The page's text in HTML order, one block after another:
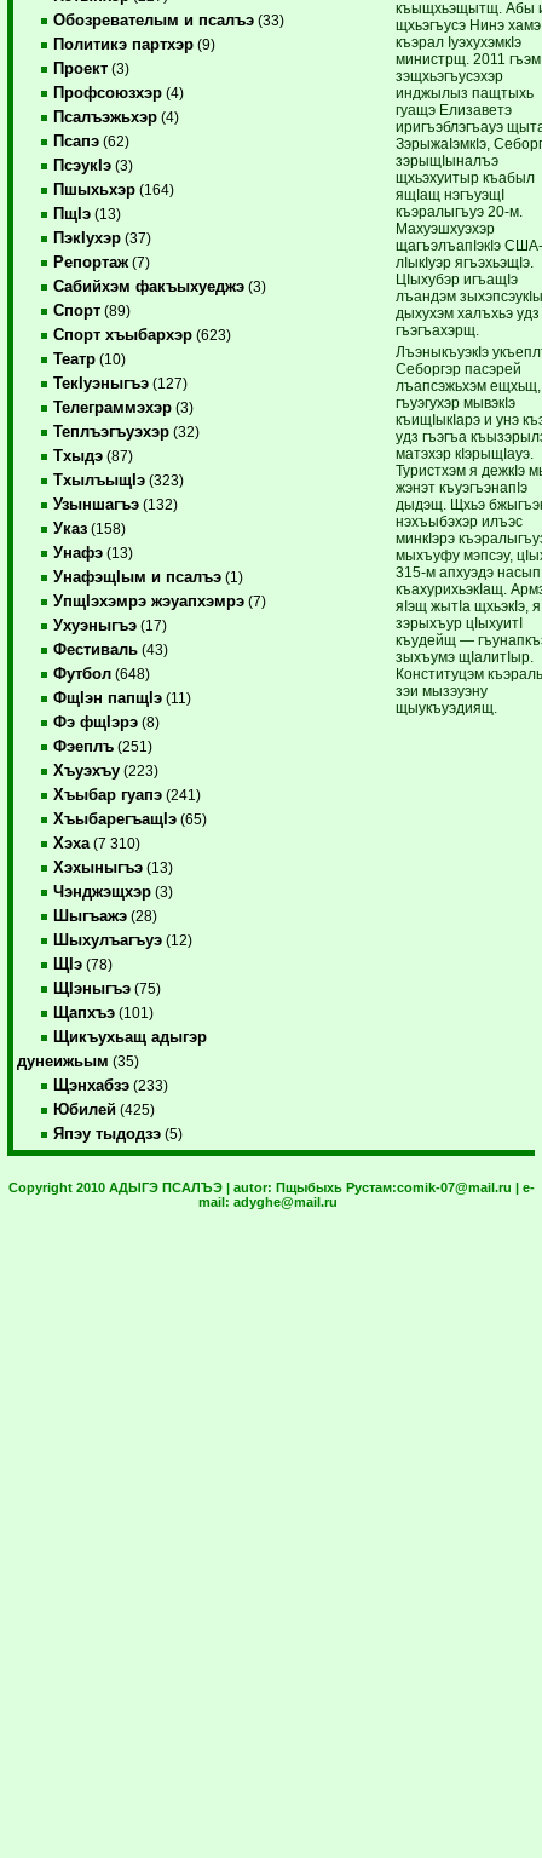
Обозревателым и псалъэ (33)
Политикэ партхэр (9)
Проект (3)
Профсоюзхэр (4)
Псалъэжьхэр (4)
Псапэ (62)
ПсэукIэ (3)
Пшыхьхэр (164)
ПщIэ (13)
ПэкIухэр (37)
Репортаж (7)
Сабийхэм факъыхуеджэ (3)
Спорт (89)
Спорт хъыбархэр (623)
Театр (10)
ТекIуэныгъэ (127)
Телеграммэхэр (3)
Теплъэгъуэхэр (32)
Тхыдэ (87)
ТхылъыщIэ (323)
Узыншагъэ (132)
Указ (158)
Унафэ (13)
УнафэщIым и псалъэ (1)
УпщIэхэмрэ жэуапхэмрэ (7)
Ухуэныгъэ (17)
Фестиваль (43)
Футбол (648)
ФщIэн папщIэ (11)
Фэ фщIэрэ (8)
Фэеплъ (251)
Хъуэхъу (223)
Хъыбар гуапэ (241)
ХъыбарегъащIэ (65)
Хэха (7 310)
Хэхыныгъэ (13)
Чэнджэщхэр (3)
Шыгъажэ (28)
Шыхулъагъуэ (12)
ЩIэ (78)
ЩIэныгъэ (75)
Щапхъэ (101)
Щикъухьащ адыгэр
дунеижьым (35)
Щэнхабзэ (233)
Юбилей (425)
Япэу тыдодзэ (5)
къыщхьэщытщ. Абы
щхьэгъусэ Нинэ хамэ
къэрал IуэхухэмкIэ
министрщ. 2011 гъэм
зэщхьэгъусэхэр
инджылыз пащтыхь
гуащэ Елизаветэ
иригъэблэгъауэ
ЗэрыжаIэмкIэ,
зэрыщIыналъэ
щхьэхуитыр къабыл
ящIащ нэгъуэщI
къэралыгъуэ 20-м.
Махуэшхуэхэр
щагъэлъапIэкIэ
лIыкIуэр ягъэхьэщIэ.
ЦIыхубэр игъащIэ
лъандэм
дыхухэм халъхьэ удз
гъэгъахэрщ.
ЛъэныкъуэкIэ
Себоргэр пасэрей
лъапсэжьхэм
гъуэгухэр мывэкIэ
къищIыкIарэ и унэ
удз гъэгъа
матэхэр кIэрыщIауэ.
Туристхэм я дежкIэ
жэнэт къуэгъэнапIэ
дыдэщ. Щхьэ
нэхъыбэхэр илъэс
минкIэрэ
мыхъуфу мэпсэу,
315-м апхуэдэ насып
къахурихьэкIащ.
яIэщ жытIа щхьэкIэ,
зэрыхъур цIыхуитI
къудейщ —
зыхъумэ щIалитIыр.
Конституцэм
зэи мызэуэну
щыукъуэдиящ.
Copyright 2010 АДЫГЭ ПСАЛЪЭ | autor: Пщыбыхь Рустам:comik-07@mail.ru | e-
mail: adyghe@mail.ru